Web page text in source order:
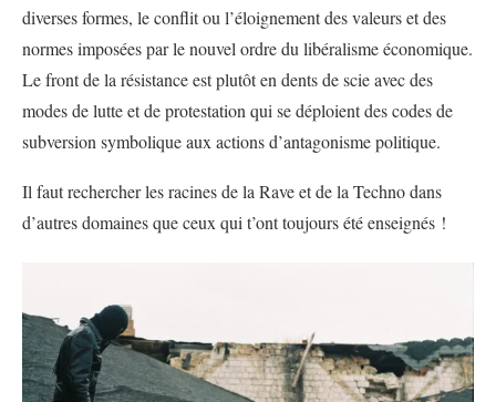
diverses formes, le conflit ou l’éloignement des valeurs et des
normes imposées par le nouvel ordre du libéralisme économique.
Le front de la résistance est plutôt en dents de scie avec des
modes de lutte et de protestation qui se déploient des codes de
subversion symbolique aux actions d’antagonisme politique.
Il faut rechercher les racines de la Rave et de la Techno dans
d’autres domaines que ceux qui t’ont toujours été enseignés !